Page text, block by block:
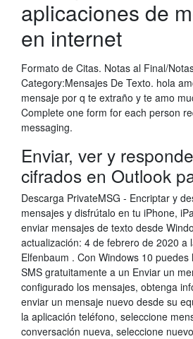
aplicaciones de
en internet
Formato de Citas. Notas al Final/
Category:Mensajes De Texto. hola
mensaje por q te extraño y te amo
Complete one form for each person
messaging.
Enviar, ver y
cifrados en Outlook
Descarga PrivateMSG - Encriptar y
mensajes y disfrútalo en tu iPhone,
enviar mensajes de texto desde
actualización: 4 de febrero de 2020 a
Elfenbaum . Con Windows 10
SMS gratuitamente a un Enviar un
configurado los mensajes, obtenga
enviar un mensaje nuevo desde su
la aplicación teléfono, seleccione
conversación nueva, seleccione